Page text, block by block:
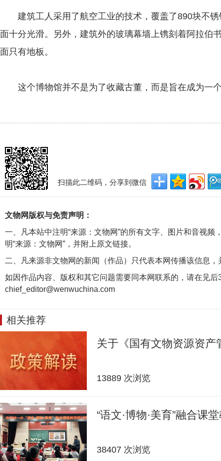
建筑工人采用了航空工业的技术，覆盖了890块不锈
面十分光滑。另外，建筑外的玻璃幕墙上镌刻着阿拉伯
面只有地板。
这个博物馆并不是为了收藏古董，而是旨在成为一
扫描此二维码，分享到微信
文物网版权与免责声明：
一、凡本站中注明“来源：文物网”的所有文字、图片和音视
明“来源：文物网”，并附上原文链接。
二、凡来源非文物网的新闻（作品）只代表本网传播该信息
如因作品内容、版权和其它问题需要同本网联系的，请在见后
chief_editor@wenwuchina.com
相关推荐
关于《国有文物资源资
13889 次浏览
“语文·博物·美育”融合课
38407 次浏览